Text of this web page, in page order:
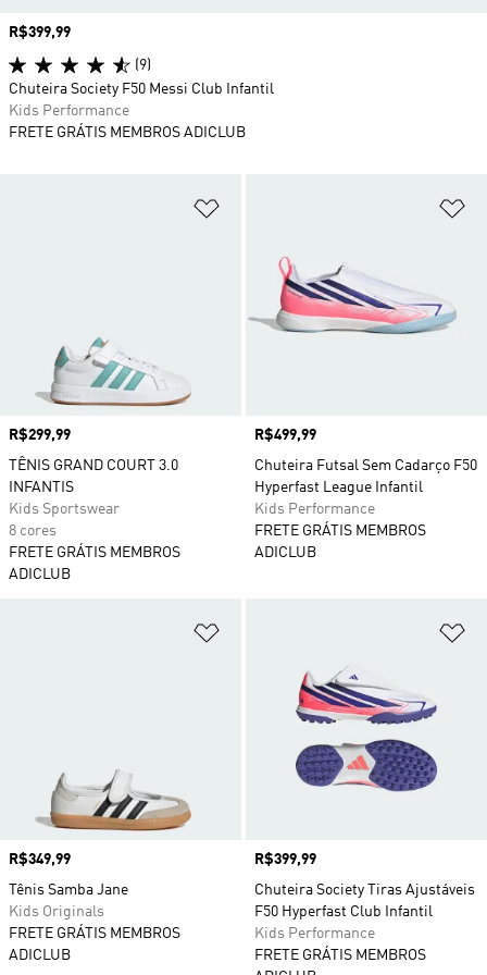
Preço
R$299,99
TÊNIS GRAND COURT 3.0
INFANTIS
Kids Sportswear
8 cores
FRETE GRÁTIS MEMBROS
ADICLUB
Preço
R$499,99
Chuteira Futsal Sem Cadarço F50
Hyperfast League Infantil
Kids Performance
FRETE GRÁTIS MEMBROS
ADICLUB
Preço
R$349,99
Tênis Samba Jane
Kids Originals
FRETE GRÁTIS MEMBROS
ADICLUB
Preço
R$399,99
Chuteira Society Tiras Ajustáveis
F50 Hyperfast Club Infantil
Kids Performance
FRETE GRÁTIS MEMBROS
Preço
R$399,99
(9)
Chuteira Society F50 Messi Club Infantil
Kids Performance
FRETE GRÁTIS MEMBROS ADICLUB